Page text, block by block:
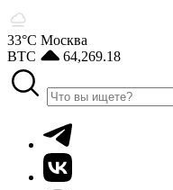
33°С Москва
BTC
64,269.18